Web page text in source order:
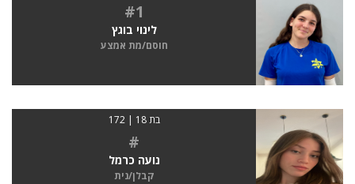
#1
לינוי בוגץ
חוסם/מת אמצע
בת 18 | 172
#
נועה כרמל
קבלן/נית